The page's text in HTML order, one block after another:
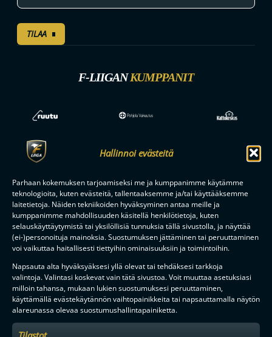
Hallinnoi evästeitä
Parhaan kokemuksen tarjoamiseksi me ja kumppanimme käytämme
teknologioita, kuten evästeitä, tallentaaksemme ja/tai käyttääksemme
laitetietoja. Näiden tekniikoiden hyväksyminen antaa meille ja
kumppanimme mahdollisuuden käsitellä henkilötietoja, kuten
selauskäyttäytymistä tai yksilöllisiä tunnuksia tällä sivustolla, ja näyttää
(ei-)personoituja mainoksia. Suostumuksen jättäminen tai peruuttaminen
voi vaikuttaa haitallisesti tiettyihin ominaisuuksiin ja toimintoihin.
Napsauta alta hyväksyäksesi yllä olevat tai tehdäksesi tarkkoja
valintoja. Valintasi koskevat vain tätä sivustoa. Voit muuttaa asetuksiasi
milloin tahansa, mukaan lukien suostumuksesi peruuttaminen,
käyttämällä evästekäytännön vaihtopainikkeita tai napsauttamalla näytön
alareunassa olevaa suostumushallintapainiketta.
Tilastot
TILAA
F-LIIGANKUMPPANIT